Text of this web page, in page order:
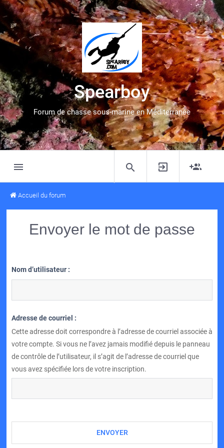
Spearboy
Forum de chasse sous-marine en Méditerranée
Accueil du forum
Envoyer le mot de passe
Nom d’utilisateur :
Adresse de courriel :
Cette adresse doit correspondre à l’adresse de courriel associée à
votre compte. Si vous ne l’avez jamais modifié depuis le panneau
de contrôle de l’utilisateur, il s’agit de l’adresse de courriel que
vous avez spécifiée lors de votre inscription.